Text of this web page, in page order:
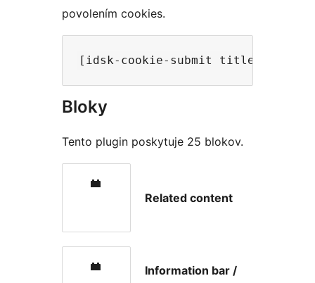
povolením cookies.
Bloky
Tento plugin poskytuje 25 blokov.
Related content
Information bar /